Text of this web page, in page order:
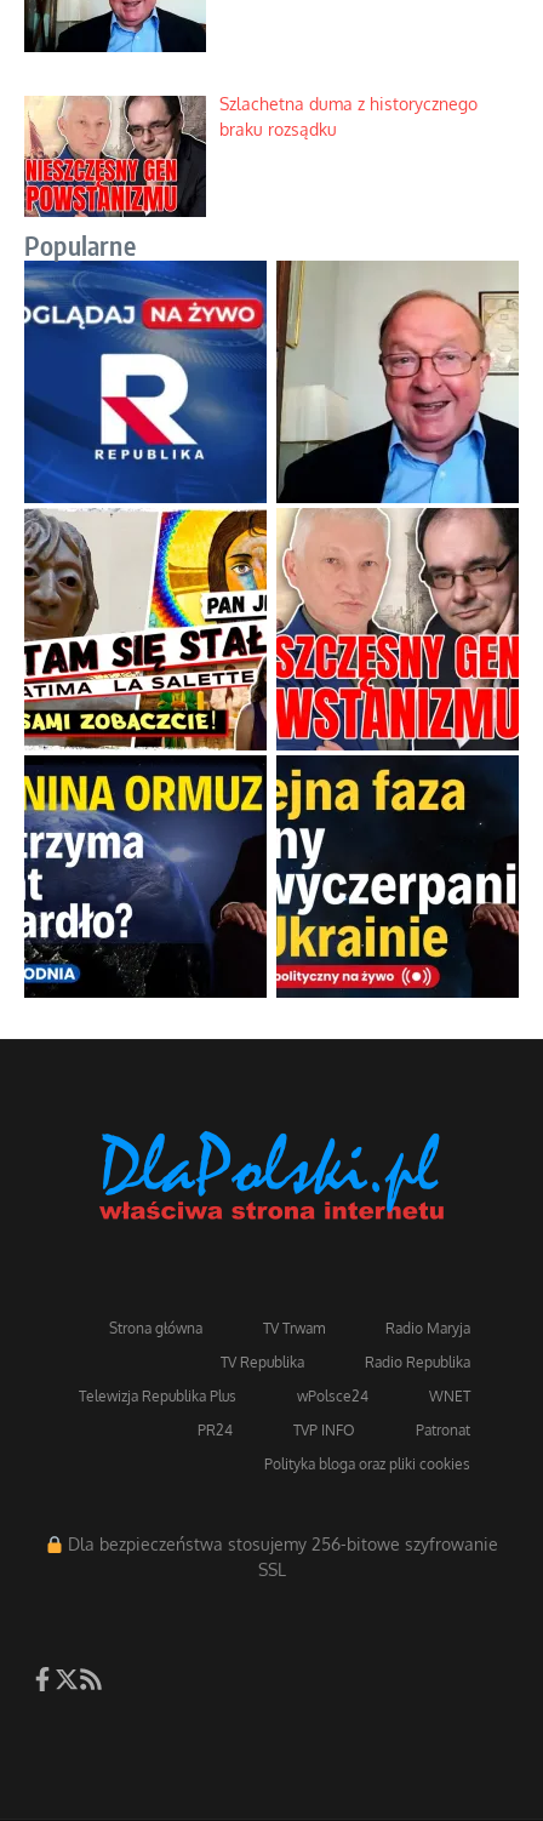
Szlachetna duma z historycznego
braku rozsądku
Popularne
Strona główna TV Trwam
Radio Maryja
TV Republika
Radio Republika
Telewizja Republika Plus
wPolsce24
WNET
PR24
TVP INFO
Patronat
Polityka bloga oraz pliki cookies
Dla bezpieczeństwa stosujemy 256-bitowe szyfrowanie
SSL